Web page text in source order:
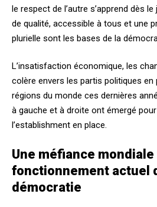
le respect de l’autre s’apprend dès
de qualité, accessible à tous et une
plurielle sont les bases de la
L’insatisfaction économique, les
colère envers les partis politiques
régions du monde ces dernières
à gauche et à droite ont émergé
l’establishment en place.
Une méfiance mondiale
fonctionnement actuel
démocratie